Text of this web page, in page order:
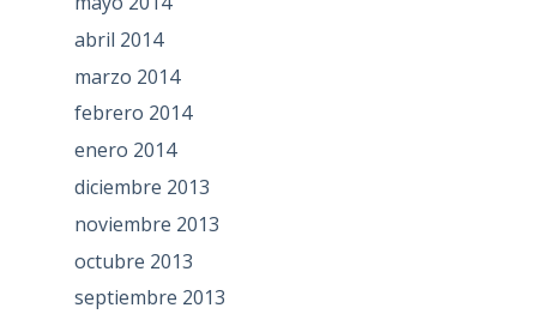
abril 2014
marzo 2014
febrero 2014
enero 2014
diciembre 2013
noviembre 2013
octubre 2013
septiembre 2013